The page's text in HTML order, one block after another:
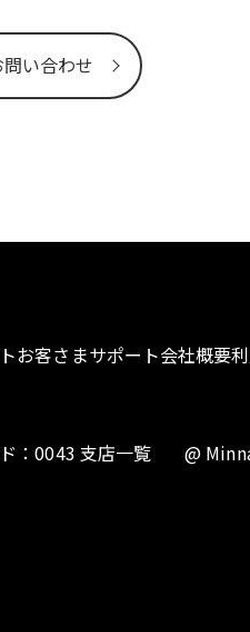
い合わせ
お客さまサポート会社概要
：0043 支店一覧 @